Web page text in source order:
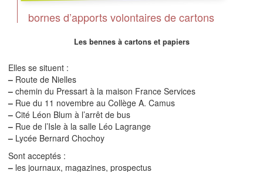
bornes d’apports volontaires de cartons
Les bennes à cartons et papiers
Elles se situent :
– Route de Nielles
– chemin du Pressart à la maison France Services
– Rue du 11 novembre au Collège A. Camus
– Cité Léon Blum à l’arrêt de bus
– Rue de l’Isle à la salle Léo Lagrange
– Lycée Bernard Chochoy
Sont acceptés :
– les journaux, magazines, prospectus